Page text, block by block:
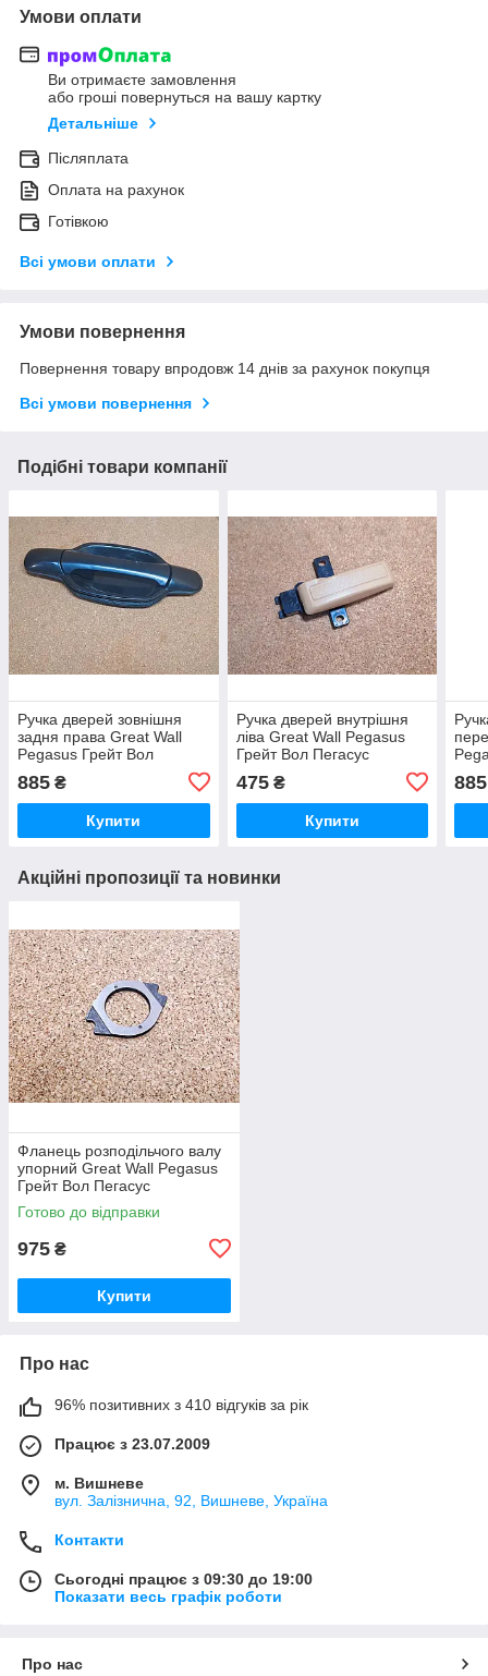
Умови оплати
Ви отримаєте замовлення
або гроші повернуться на вашу картку
Детальніше
Післяплата
Оплата на рахунок
Готівкою
Всі умови оплати
Умови повернення
Повернення товару впродовж 14 днів за рахунок покупця
Всі умови повернення
Подібні товари компанії
Ручка дверей зовнішня
задня права Great Wall
Pegasus Грейт Вол
885 ₴
Купити
Ручка дверей внутрішня
ліва Great Wall Pegasus
Грейт Вол Пегасус
475₴
Купити
885
Акційні пропозиції та новинки
Фланець розподільчого валу
упорний Great Wall Pegasus
Грейт Вол Пегасус
Готово до відправки
975 ₴
Купити
Про нас
96% позитивних з 410 відгуків за рік
Працює з 23.07.2009
м. Вишневе
вул. Залізнична, 92, Вишневе, Україна
Контакти
Сьогодні працює з 09:30 до 19:00
Показати весь графік роботи
Про нас